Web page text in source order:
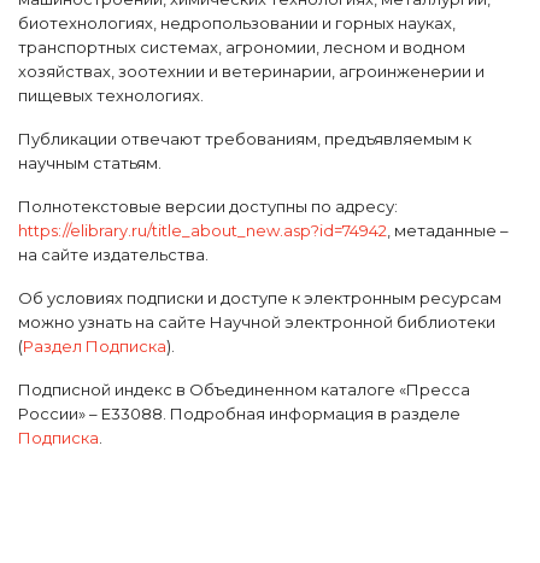
биотехнологиях, недропользовании и горных науках,
транспортных системах, агрономии, лесном и водном
хозяйствах, зоотехнии и ветеринарии, агроинженерии и
пищевых технологиях.
Публикации отвечают требованиям, предъявляемым к
научным статьям.
Полнотекстовые версии доступны по адресу:
https://elibrary.ru/title_about_new.asp?id=74942 , метаданные –
на сайте издательства.
Об условиях подписки и доступе к электронным ресурсам
можно узнать на сайте Научной электронной библиотеки
(Раздел Подписка).
Подписной индекс в Объединенном каталоге «Пресса
России» – Е33088. Подробная информация в разделе
Подписка